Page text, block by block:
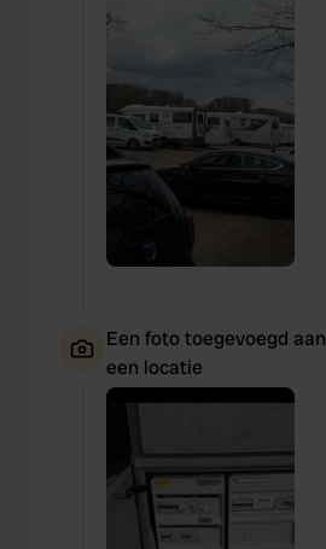
Een foto toegevoegd aan
een locatie